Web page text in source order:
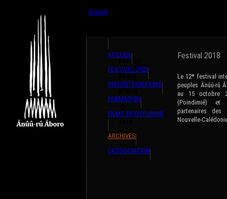
English
ACCUEIL
FESTIVAL 2022
INSCRIPTION FILMS
FORMATION
FILMS EN DIFFUSION
ARCHIVES
L’ASSOCIATION
Festival
Ânûû-Rû
Pwêêdi
du 12 au
octobre
Festival 2018
Le 12ᶱ festival
peuples Ânûû-rû
au 15 octobre
(Poindimié) et
partenaires
Nouvelle-